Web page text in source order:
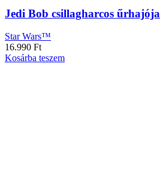
Jedi Bob csillagharcos űrhajója
Star Wars™
16.990 Ft
Kosárba teszem